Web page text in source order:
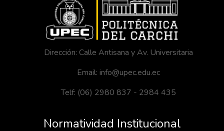
Dirección: Calle Antisana y Av. Universitaria
Email: info@upec.edu.ec
Telf: (06) 2980 837 - 2984 435
Normatividad Institucional